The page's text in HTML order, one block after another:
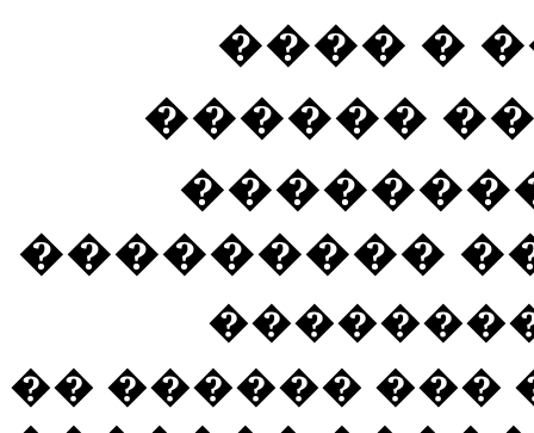
���� �
������
���������
�� ������ ���